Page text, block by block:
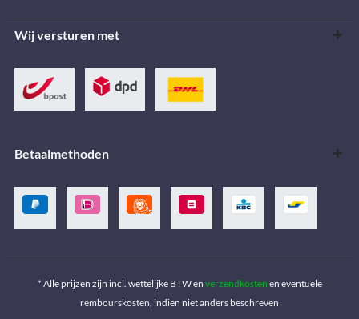
Wij versturen met
Betaalmethoden
* Alle prijzen zijn incl. wettelijke BTW en verzendkosten en eventuele
rembourskosten, indien niet anders beschreven